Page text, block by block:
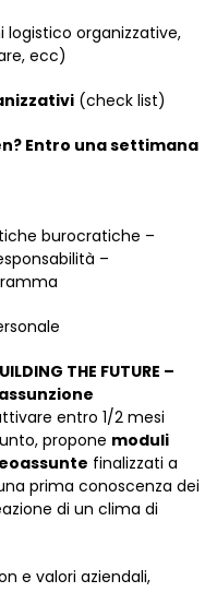
logistico organizzative,
ecc)
(check list)
Entro una settimana
burocratiche –
–
THE FUTURE –
entro 1/2 mesi
propone moduli
finalizzati a
prima conoscenza dei
di un clima di
e valori aziendali,